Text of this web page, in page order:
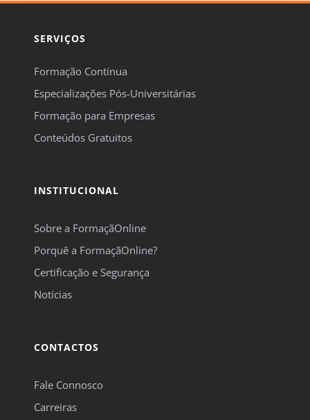
SERVIÇOS
Formação Contínua
Especializações Pós-Universitárias
Formação para Empresas
Conteúdos Gratuitos
INSTITUCIONAL
Sobre a FormaçãOnline
Porquê a FormaçãOnline?
Certificação e Segurança
Notícias
CONTACTOS
Fale Connosco
Carreiras